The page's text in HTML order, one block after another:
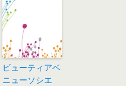
ビューティアベ
ニューソシエ